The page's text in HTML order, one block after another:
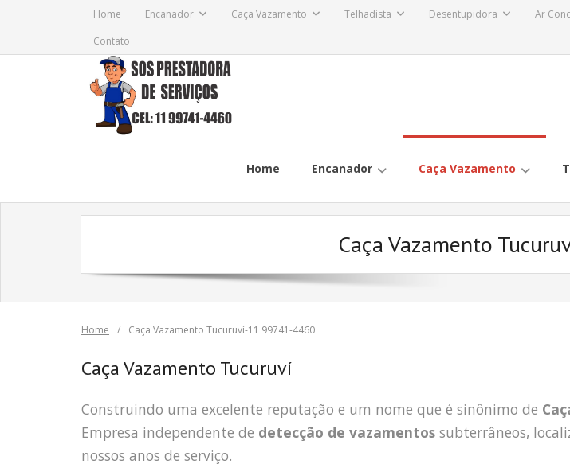
Home Encanador Caça Vazamento Telhadista Desentupidora
Ar
Contato
Home Encanador Caça Vazamento
Caça Vazamento
Home / Caça Vazamento Tucuruví-11 99741-4460
Caça Vazamento Tucuruví
Construindo uma excelente reputação e um nome que é sinônimo de
Empresa independente de detecção de vazamentos subterrâneos,
nossos anos de serviço.